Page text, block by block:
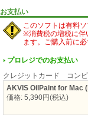
お支払い
このソフトは有料ソ
※消費税の増税に伴
ます。ご購入前に必
プロレジでのお支払い
クレジットカード コン
AKVIS OilPaint for Mac
価格: 5,390円(税込)